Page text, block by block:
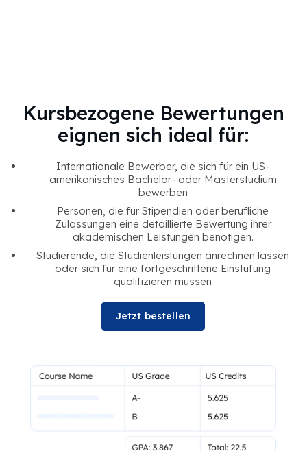
Kursbezogene Bewertungen
eignen sich ideal für:
Internationale Bewerber, die sich für ein US-
amerikanisches Bachelor- oder Masterstudium
bewerben
Personen, die für Stipendien oder berufliche
Zulassungen eine detaillierte Bewertung ihrer
akademischen Leistungen benötigen.
Studierende, die Studienleistungen anrechnen lassen
oder sich für eine fortgeschrittene Einstufung
qualifizieren müssen
Jetzt bestellen